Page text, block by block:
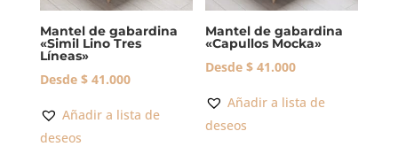
Mantel de gabardina
«Simil Lino Tres
Líneas»
Desde $41.000
Añadir a lista de
deseos
Mantel de gabardina
«Capullos Mocka»
Desde $ 41.000
Añadir a lista de
deseos